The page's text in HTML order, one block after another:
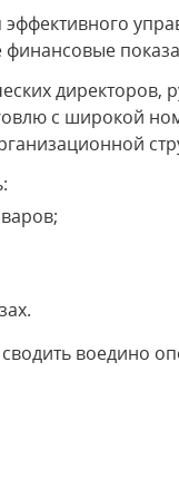
эффективного
директоров,
с широкой
воедино